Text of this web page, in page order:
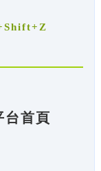
台首頁